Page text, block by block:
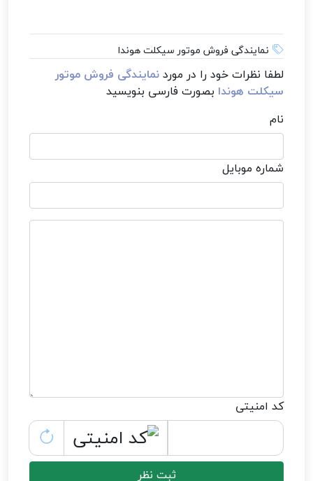
نمایندگی فروش موتور سیکلت هوندا
لطفا نظرات خود را در موردنمایندگی فروش موتور
سیکلت هوندا بصورت فارسی بنویسید
نام
شماره موبایل
کد امنیتی
ثبت نظر